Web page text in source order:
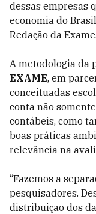
dessas empresas
economia do
Redação da Exame.
A metodologia da
EXAME, em
conceituadas
conta não
contábeis, como
boas práticas
relevância na
“Fazemos a
pesquisadores.
distribuição dos